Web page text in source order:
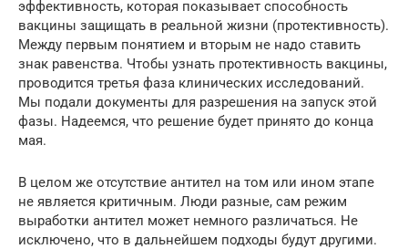
эффективность, которая показывает способность
вакцины защищать в реальной жизни (протективность).
Между первым понятием и вторым не надо ставить
знак равенства. Чтобы узнать протективность вакцины,
проводится третья фаза клинических исследований.
Мы подали документы для разрешения на запуск этой
фазы. Надеемся, что решение будет принято до конца
мая.
В целом же отсутствие антител на том или ином этапе
не является критичным. Люди разные, сам режим
выработки антител может немного различаться. Не
исключено, что в дальнейшем подходы будут другими.